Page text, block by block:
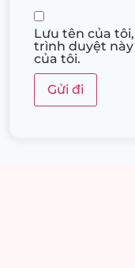
Lưu tên của
trình duyệt
của tôi.